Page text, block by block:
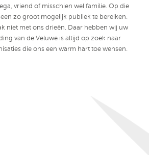
vriend of misschien wel familie. Op die
zo groot mogelijk publiek te bereiken.
niet met ons drieën. Daar hebben wij uw
van de Veluwe is altijd op zoek naar
die ons een warm hart toe wensen.